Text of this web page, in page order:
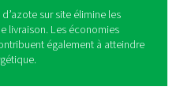
est le système
pureté qui permet aux
de réaliser des